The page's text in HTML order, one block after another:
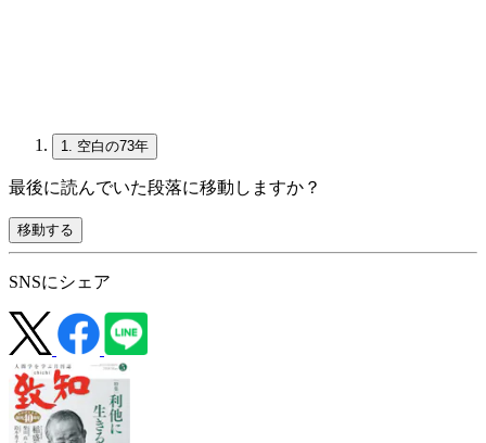
1. 空白の73年
最後に読んでいた段落に移動しますか？
移動する
SNSにシェア